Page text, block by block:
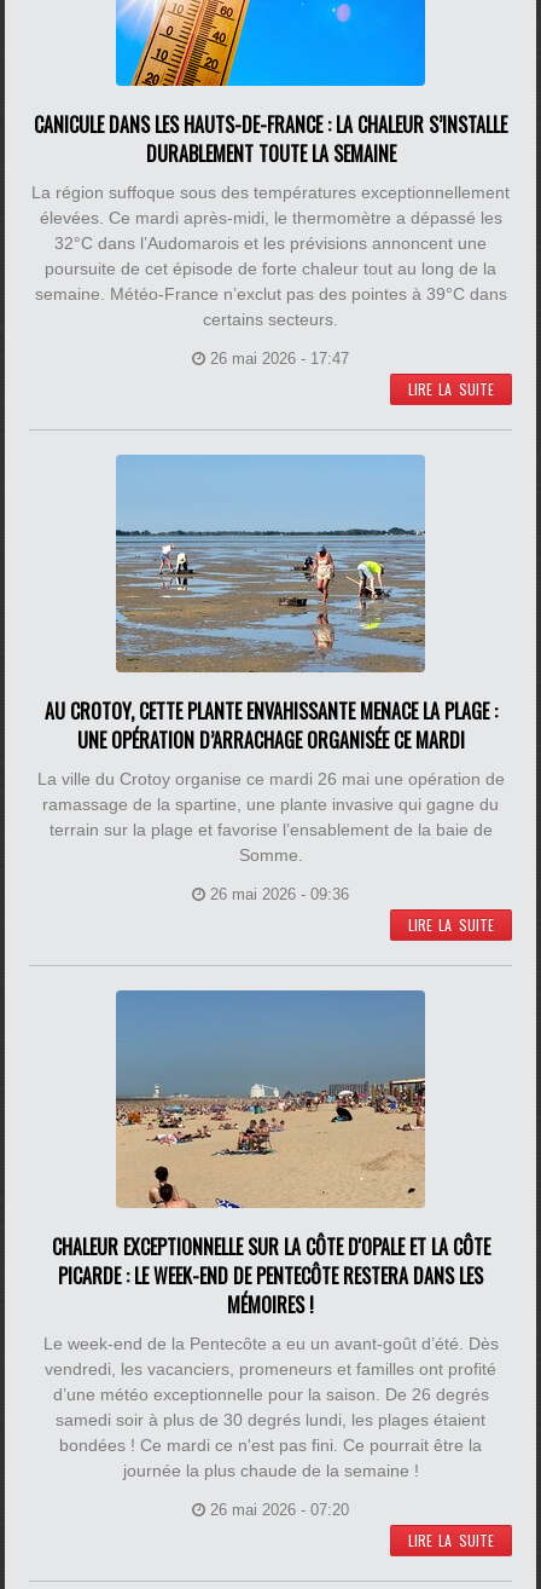
CANICULE DANS LES HAUTS-DE-FRANCE : LA CHALEUR S’INSTALLE
DURABLEMENT TOUTE LA SEMAINE
La région suffoque sous des températures exceptionnellement
élevées. Ce mardi après-midi, le thermomètre a dépassé les
32°C dans l’Audomarois et les prévisions annoncent une
poursuite de cet épisode de forte chaleur tout au long de la
semaine. Météo-France n’exclut pas des pointes à 39°C dans
certains secteurs.
26 mai 2026 - 17:47
LIRE LA SUITE
AU CROTOY, CETTE PLANTE ENVAHISSANTE MENACE LA PLAGE :
UNE OPÉRATION D’ARRACHAGE ORGANISÉE CE MARDI
La ville du Crotoy organise ce mardi 26 mai une opération de
ramassage de la spartine, une plante invasive qui gagne du
terrain sur la plage et favorise l’ensablement de la baie de
Somme.
26 mai 2026 - 09:36
LIRE LA SUITE
CHALEUR EXCEPTIONNELLE SUR LA CÔTE D'OPALE ET LA CÔTE
PICARDE : LE WEEK-END DE PENTECÔTE RESTERA DANS LES
MÉMOIRES !
Le week-end de la Pentecôte a eu un avant-goût d’été. Dès
vendredi, les vacanciers, promeneurs et familles ont profité
d’une météo exceptionnelle pour la saison. De 26 degrés
samedi soir à plus de 30 degrés lundi, les plages étaient
bondées ! Ce mardi ce n'est pas fini. Ce pourrait être la
journée la plus chaude de la semaine !
26 mai 2026 - 07:20
LIRE LA SUITE